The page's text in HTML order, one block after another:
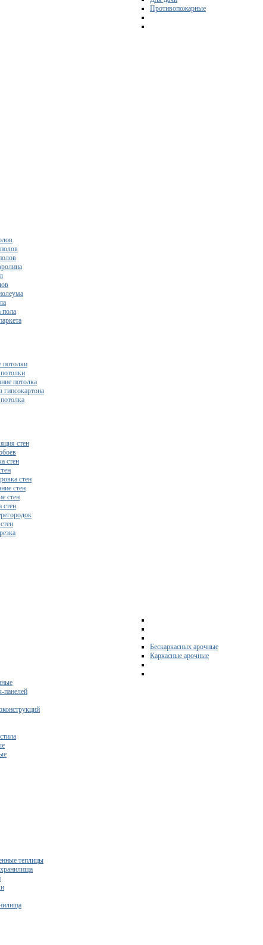
Противопожарные
потолки
потолка
гипсокартона
стен
стен
стен
стен
стен
стен
Бескаркасных арочные
Каркасные арочные
панелей
теплицы
расчет сметы исходя из вашего бюджета!